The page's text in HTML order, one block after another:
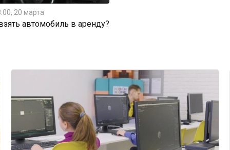
20 марта
автомобиль в аренду?